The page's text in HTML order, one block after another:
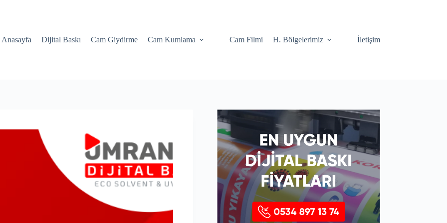
Anasayfa Dijital Baskı Cam Giydirme Cam Kumlama Cam Filmi H. Bölgelerimiz İletişim